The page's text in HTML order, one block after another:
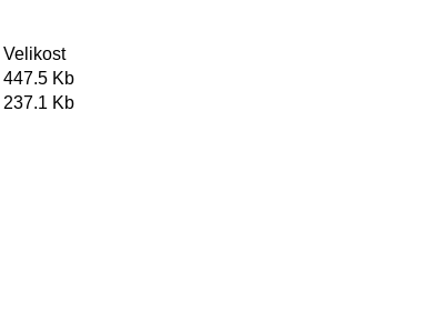
Velikost
447.5 Kb
237.1 Kb